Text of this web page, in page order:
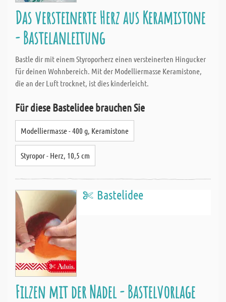
Das versteinerte Herz aus Keramistone
- Bastelanleitung
Bastle dir mit einem Styroporherz einen versteinerten Hingucker
für deinen Wohnbereich. Mit der Modelliermasse Keramistone,
die an der Luft trocknet, ist dies kinderleicht.
Für diese Bastelidee brauchen Sie
Modelliermasse - 400 g, Keramistone
Styropor - Herz, 10,5 cm
Bastelidee
Filzen mit der Nadel - Bastelvorlage